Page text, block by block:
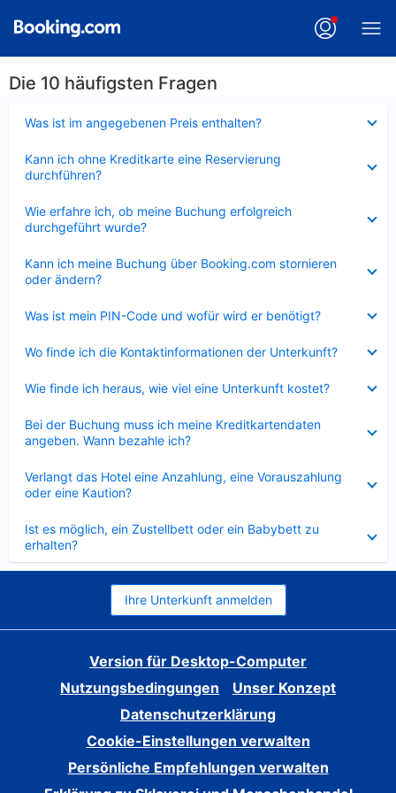
Die 10 häufigsten Fragen
Was ist im angegebenen Preis enthalten?
Kann ich ohne Kreditkarte eine Reservierung
durchführen?
Wie erfahre ich, ob meine Buchung erfolgreich
durchgeführt wurde?
Kann ich meine Buchung über Booking.com stornieren
oder ändern?
Was ist mein PIN-Code und wofür wird er benötigt?
Wo finde ich die Kontaktinformationen der Unterkunft?
Wie finde ich heraus, wie viel eine Unterkunft kostet?
Bei der Buchung muss ich meine Kreditkartendaten
angeben. Wann bezahle ich?
Verlangt das Hotel eine Anzahlung, eine Vorauszahlung
oder eine Kaution?
Ist es möglich, ein Zustellbett oder ein Babybett zu
erhalten?
Ihre Unterkunft anmelden
Version für Desktop-Computer
Nutzungsbedingungen
Unser Konzept
Datenschutzerklärung
Cookie-Einstellungen verwalten
Persönliche Empfehlungen verwalten